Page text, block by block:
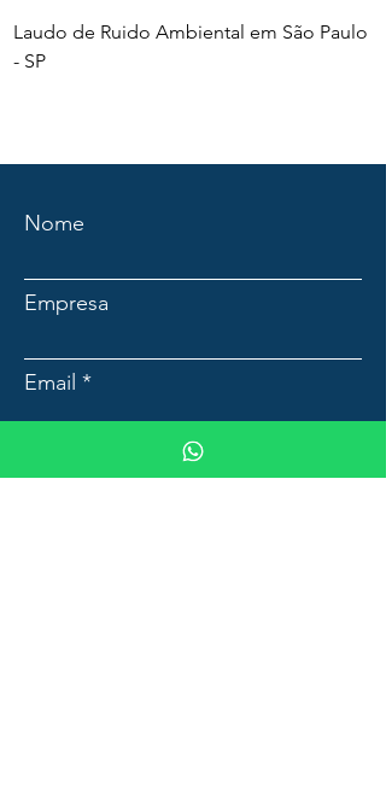
Laudo de Ruido Ambiental em São Paulo
- SP
Nome
Empresa
Email